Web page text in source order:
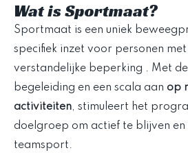
Wat is Sportmaat?
Sportmaat is een uniek
specifiek inzet voor personen
verstandelijke beperking . Met
begeleiding en een scala aan op
activiteiten, stimuleert het
doelgroep om actief te blijven en
teamsport.